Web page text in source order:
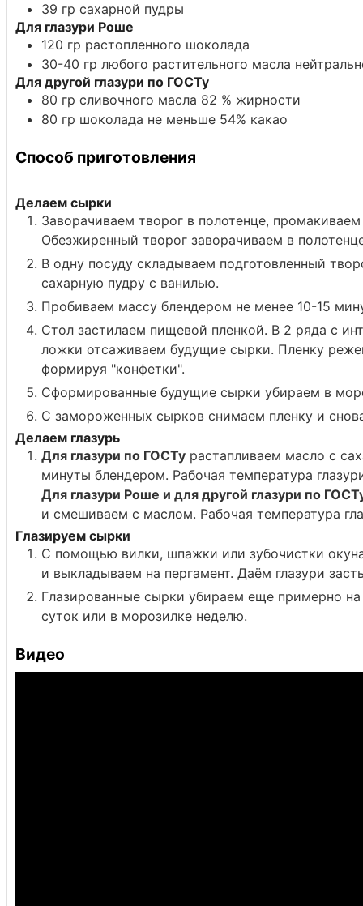
39 гр сахарной пудры
Для глазури Роше
120 гр растопленного шоколада
30-40 гр любого растительного масла
Для другой глазури по ГОСТу
80 гр сливочного масла 82 % жирности
80 гр шоколада не меньше 54% какао
Способ приготовления
Делаем сырки
Заворачиваем творог в полотенце,
Обезжиренный творог заворачиваем в
В одну посуду складываем подготовленный
сахарную пудру с ванилью.
Пробиваем массу блендером не менее 10-15
Стол застилаем пищевой пленкой. В 2 ряда с
ложки отсаживаем будущие сырки. Пленку
формируя "конфетки".
Сформированные будущие сырки убираем в
С замороженных сырков снимаем пленку и
Делаем глазурь
Для глазури по ГОСТу растапливаем масло с
минуты блендером. Рабочая температура
Для глазури Роше и для другой глазури по
и смешиваем с маслом. Рабочая температура
Глазируем сырки
С помощью вилки, шпажки или зубочистки
и выкладываем на пергамент. Даём глазури
Глазированные сырки убираем еще примерно
суток или в морозилке неделю.
Видео